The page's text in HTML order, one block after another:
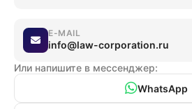
E-MAIL
info@law-corporation.ru
Или напишите в мессенджер:
WhatsApp